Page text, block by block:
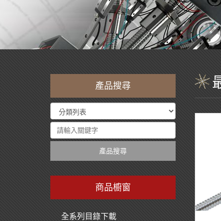
產品搜尋
產品搜尋
商品櫥窗
全系列目錄下載